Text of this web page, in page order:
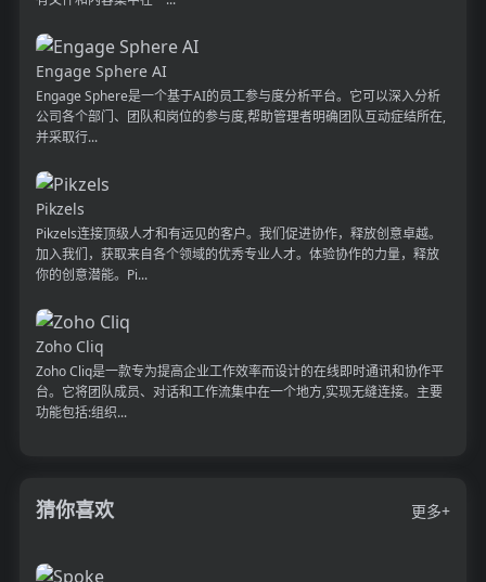
Engage Sphere AI
Engage Sphere是一个基于AI的员工参与度分析平台。它可以深入分析
公司各个部门、团队和岗位的参与度,帮助管理者明确团队互动症结所在,
并采取行...
Pikzels
Pikzels连接顶级人才和有远见的客户。我们促进协作，释放创意卓越。
加入我们，获取来自各个领域的优秀专业人才。体验协作的力量，释放
你的创意潜能。Pi...
Zoho Cliq
Zoho Cliq是一款专为提高企业工作效率而设计的在线即时通讯和协作平
台。它将团队成员、对话和工作流集中在一个地方,实现无缝连接。主要
功能包括:组织...
猜你喜欢 更多+